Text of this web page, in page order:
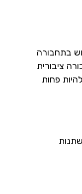
בתחבורה
ציבורית
פחות